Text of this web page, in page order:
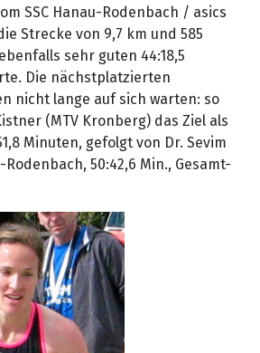
SSC Hanau-Rodenbach / asics
Strecke von 9,7 km und 585
sehr guten 44:18,5
Die nächstplatzierten
nicht lange auf sich warten: so
(MTV Kronberg) das Ziel als
Minuten, gefolgt von Dr. Sevim
Rodenbach, 50:42,6 Min., Gesamt-